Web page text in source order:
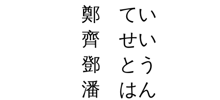
鄭 てい
齊 せい
鄧 とう
潘 はん